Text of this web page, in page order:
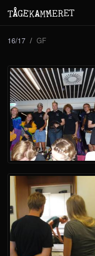
TÅGEKAMMERET
16/17
GF